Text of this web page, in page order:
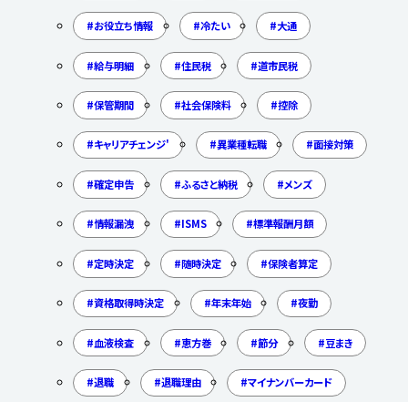
お役立ち情報 冷たい 大通
給与明細 住民税 道市民税
保管期間 社会保険料 控除
キャリアチェンジ' 異業種転職 面接対策
確定申告 ふるさと納税 メンズ
情報漏洩 ISMS 標準報酬月額
定時決定 随時決定 保険者算定
資格取得時決定 年末年始 夜勤
血液検査 恵方巻 節分 豆まき
退職 退職理由 マイナンバーカード